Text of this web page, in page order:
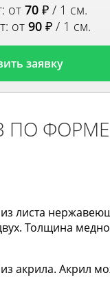
от 70 ₽ / 1 см.
от 90 ₽ / 1 см.
заявку
ПО ФОРМЕ
листа
Толщина
акрила. Акрил